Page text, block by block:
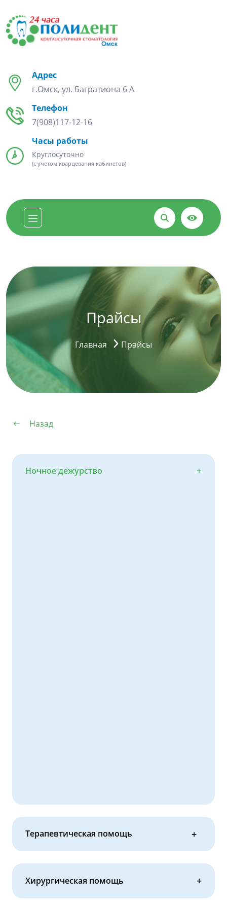
Адрес
г.Омск, ул. Багратиона 6 А
Телефон
7(908)117-12-16
Часы работы
Круглосуточно
(с учетом кварцевания кабинетов)
Прайсы
Главная Прайсы
Назад
Ночное дежурство
Терапевтическая помощь
Хирургическая помощь